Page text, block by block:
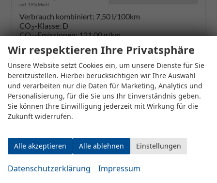
incl. 19% MwSt.
Verbrauch kombiniert: 7,50 l/100km
CO2-Klasse: D
CO2-Emissionen:121,00 g/km
Datensätze pro Seite:
10 20 50 100 250
Seite:
Seiten:
1 2 3 4 ...
Wir respektieren Ihre Privatsphäre
Unsere Website setzt Cookies ein, um unsere Dienste für Sie
bereitzustellen. Hierbei berücksichtigen wir Ihre Auswahl
und verarbeiten nur die Daten für Marketing, Analytics und
Personalisierung, für die Sie uns Ihr Einverständnis geben.
Sie können Ihre Einwilligung jederzeit mit Wirkung für die
Zukunft widerrufen.
Alle akzeptieren Alle ablehnen Einstellungen
Datenschutzerklärung Impressum